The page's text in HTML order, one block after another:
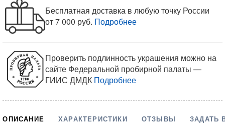
Бесплатная доставка в любую точку России
от 7 000 руб. Подробнее
Проверить подлинность украшения можно на
сайте Федеральной пробирной палаты —
ГИИС ДМДК Подробнее
ОПИСАНИЕ ХАРАКТЕРИСТИКИ ОТЗЫВЫ ЗАДАТЬ